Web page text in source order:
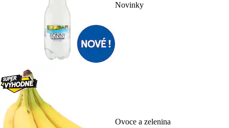
Novinky
Ovoce a zelenina